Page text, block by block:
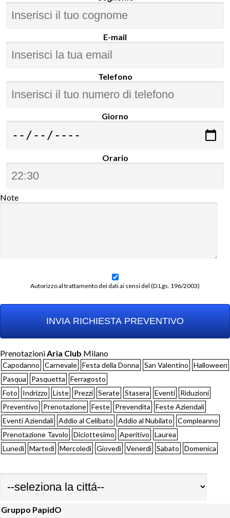
E-mail
Telefono
Giorno
Orario
Note
Autorizzo al trattamento dei dati ai sensi del (D.Lgs. 196/2003)
PrenotazioniAria Club Milano
Capodanno Carnevale Festa della Donna San Valentino
Halloween
Pasqua
Pasquetta
Ferragosto
Foto
Indrizzo Liste Prezzi Serate Stasera Eventi
Riduzioni
Preventivo
Prenotazione Feste Prevendita
Feste Aziendali
Eventi Aziendali Addio al Celibato Addio al Nubilato
Compleanno
Prenotazione Tavolo
Diciottesimo Aperitivo
Laurea
Lunedì Martedì Mercoledì Giovedì Venerdì Sabato Domenica
Gruppo PapidO